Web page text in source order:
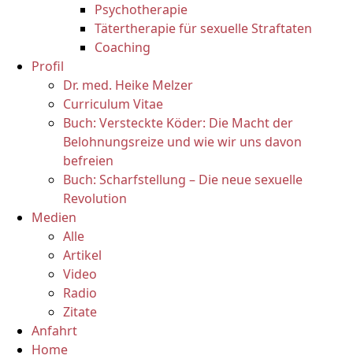
Psychotherapie
Tätertherapie für sexuelle Straftaten
Coaching
Profil
Dr. med. Heike Melzer
Curriculum Vitae
Buch: Versteckte Köder: Die Macht der
Belohnungsreize und wie wir uns davon
befreien
Buch: Scharfstellung – Die neue sexuelle
Revolution
Medien
Alle
Artikel
Video
Radio
Zitate
Anfahrt
Home